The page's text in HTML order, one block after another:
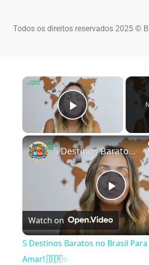
Todos os direitos reservados 2025 ©
×
Play Video
Play
5 Destinos Baratos no Brasil Para Conhecer e Amar! 🇧🇷✨
Watch on
5 Destinos Baratos no Brasil
Amar! 🇧🇷✨